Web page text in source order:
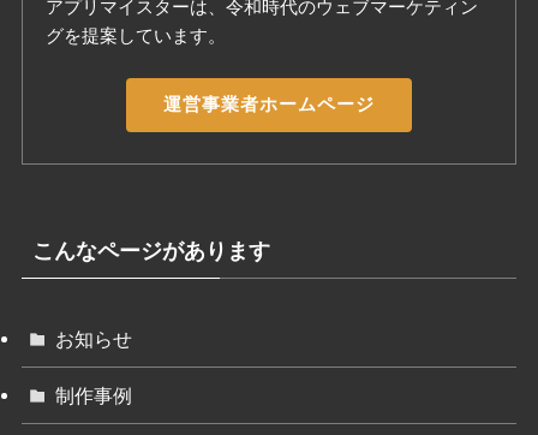
アプリマイスターは、令和時代のウェブマーケティン
グを提案しています。
運営事業者ホームページ
こんなページがあります
お知らせ
制作事例